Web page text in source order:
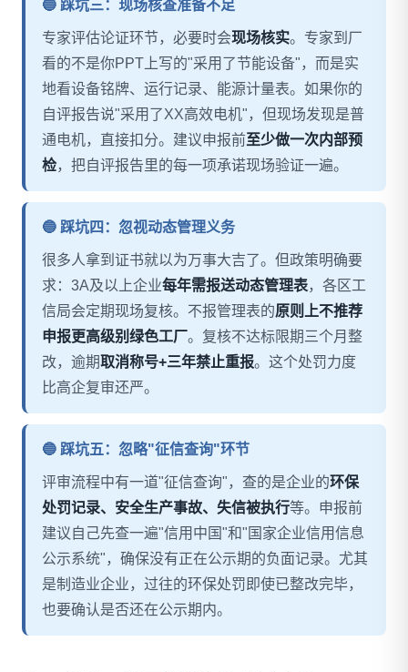
🔵 踩坑三：现场核查准备不足
专家评估论证环节，必要时会现场核实。专家到厂
看的不是你PPT上写的"采用了节能设备"，而是实
地看设备铭牌、运行记录、能源计量表。如果你的
自评报告说"采用了XX高效电机"，但现场发现是普
通电机，直接扣分。建议申报前至少做一次内部预
检，把自评报告里的每一项承诺现场验证一遍。
🔵 踩坑四：忽视动态管理义务
很多人拿到证书就以为万事大吉了。但政策明确要
求：3A及以上企业每年需报送动态管理表，各区工
信局会定期现场复核。不报管理表的原则上不推荐
申报更高级别绿色工厂。复核不达标限期三个月整
改，逾期取消称号+三年禁止重报。这个处罚力度
比高企复审还严。
🔵 踩坑五：忽略"征信查询"环节
评审流程中有一道"征信查询"，查的是企业的环保
处罚记录、安全生产事故、失信被执行等。申报前
建议自己先查一遍"信用中国"和"国家企业信用信息
公示系统"，确保没有正在公示期的负面记录。尤其
是制造业企业，过往的环保处罚即使已整改完毕，
也要确认是否还在公示期内。